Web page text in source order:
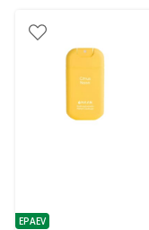
EPAEV